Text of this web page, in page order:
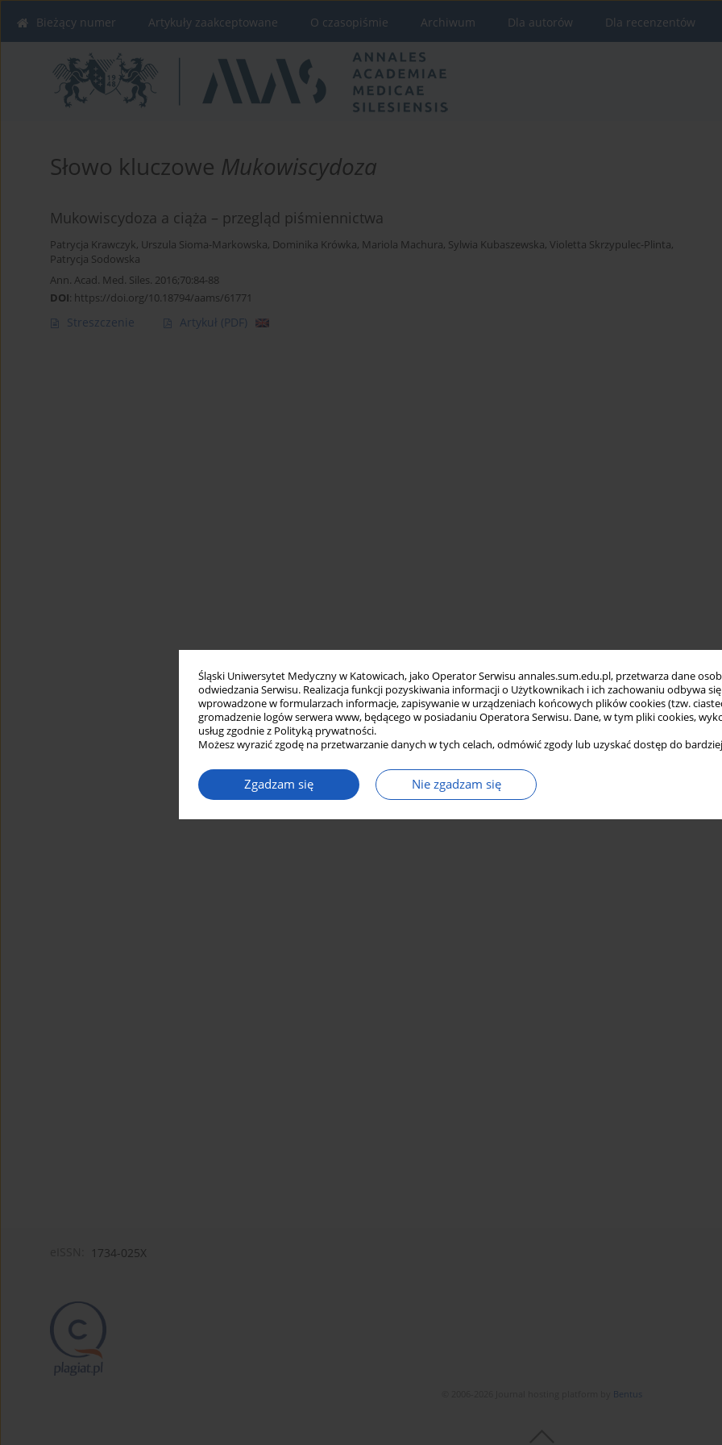
Śląski Uniwersytet Medyczny w Katowicach, jako Operator Serwisu annales.sum.edu.pl, przetwarza dane
odwiedzania Serwisu. Realizacja funkcji pozyskiwania informacji o Użytkownikach i ich zachowaniu odbywa
wprowadzone w formularzach informacje, zapisywanie w urządzeniach końcowych plików cookies (tzw.
gromadzenie logów serwera www, będącego w posiadaniu Operatora Serwisu. Dane, w tym pliki cookies,
usług zgodnie z Polityką prywatności.
Możesz wyrazić zgodę na przetwarzanie danych w tych celach, odmówić zgody lub uzyskać dostęp do
Zgadzam się Nie zgadzam się
Bieżący numer Artykuły zaakceptowane O czasopiśmie Archiwum Dla autorów Dla recenzentów
Słowo kluczowe Mukowiscydoza
Mukowiscydoza a ciąża – przegląd piśmiennictwa
Patrycja Krawczyk, Urszula Sioma-Markowska, Dominika Krówka, Mariola Machura, Sylwia Kubaszewska, Violetta Skrzypulec-Plinta,
Patrycja Sodowska
Ann. Acad. Med. Siles. 2016;70:84-88
DOI: https://doi.org/10.18794/aams/61771
Streszczenie Artykuł (PDF)
1734-025X
Bentus